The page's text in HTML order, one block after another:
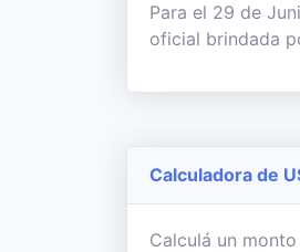
Para el 29 de
oficial brindada
Calculadora de
Calculá un